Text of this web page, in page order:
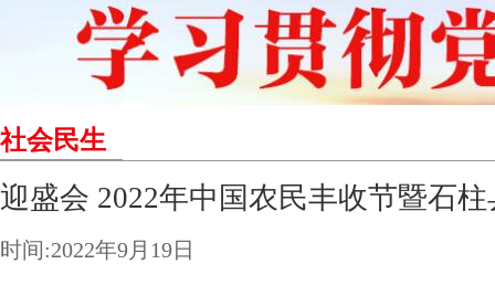
社会民生
迎盛会 2022年中国农民丰收节暨石
时间:2022年9月19日